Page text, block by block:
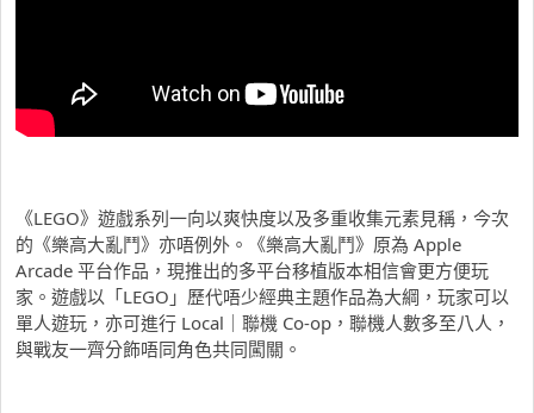
《LEGO》遊戲系列一向以爽快度以及多重收集元素見稱，今次
的《樂高大亂鬥》亦唔例外。《樂高大亂鬥》原為 Apple
Arcade 平台作品，現推出的多平台移植版本相信會更方便玩
家。遊戲以「LEGO」歷代唔少經典主題作品為大綱，玩家可以
單人遊玩，亦可進行 Local｜聯機 Co-op，聯機人數多至八人，
與戰友一齊分飾唔同角色共同闖關。